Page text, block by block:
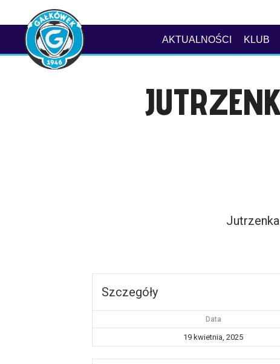
AKTUALNOŚCI KLUB
Szczegóły
Data
19 kwietnia, 2025